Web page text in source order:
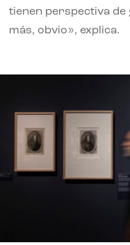
tienen perspectiva
más, obvio», explica.